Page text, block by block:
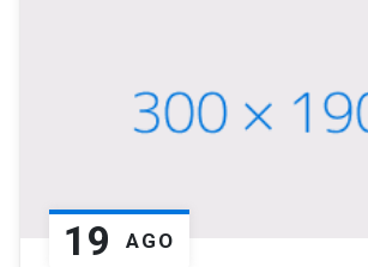
19 AGO